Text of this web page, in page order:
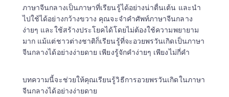
ภาษาจีนกลางเป็นภาษาที่เรียนรู้ได้อย่างน่าตื่นเต้น และนำ
ไปใช้ได้อย่างกว้างขวาง คุณจะจำคำศัพท์ภาษาจีนกลาง
ง่ายๆ และใช้สร้างประโยคได้โดยไม่ต้องใช้ความพยายาม
มาก แม้แต่ชาวต่างชาติก็เรียนรู้ที่จะอวยพรวันเกิดเป็นภาษา
จีนกลางได้อย่างง่ายดาย เพียงรู้จักคำง่ายๆ เพียงไม่กี่คำ
บทความนี้จะช่วยให้คุณเรียนรู้วิธีการอวยพรวันเกิดในภาษา
จีนกลางได้อย่างง่ายดาย